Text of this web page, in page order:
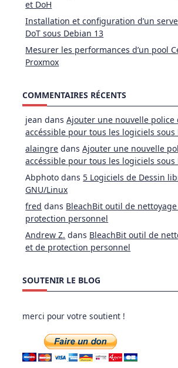
et DoH
Installation et configuration d’un
DoT sous Debian 13
Mesurer les performances d’un pool
Proxmox
COMMENTAIRES RÉCENTS
jean dansAjouter une nouvelle police
accéssible pour tous les logiciels sous
alaingre dansAjouter une nouvelle
accéssible pour tous les logiciels sous
Abphoto dans 5 Logiciels de Dessin
GNU/Linux
fred dans BleachBit outil de
protection personnel
Andrew Z. dans BleachBit outil de
et de protection personnel
SOUTENIR LE BLOG
merci pour votre soutient !